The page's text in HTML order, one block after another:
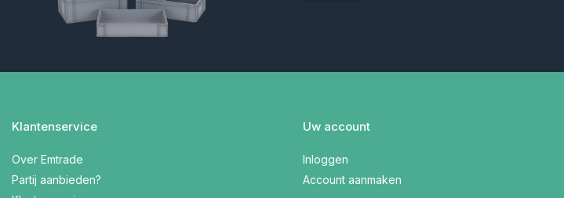
Klantenservice
Over Emtrade
Partij aanbieden?
Uw account
Inloggen
Account aanmaken